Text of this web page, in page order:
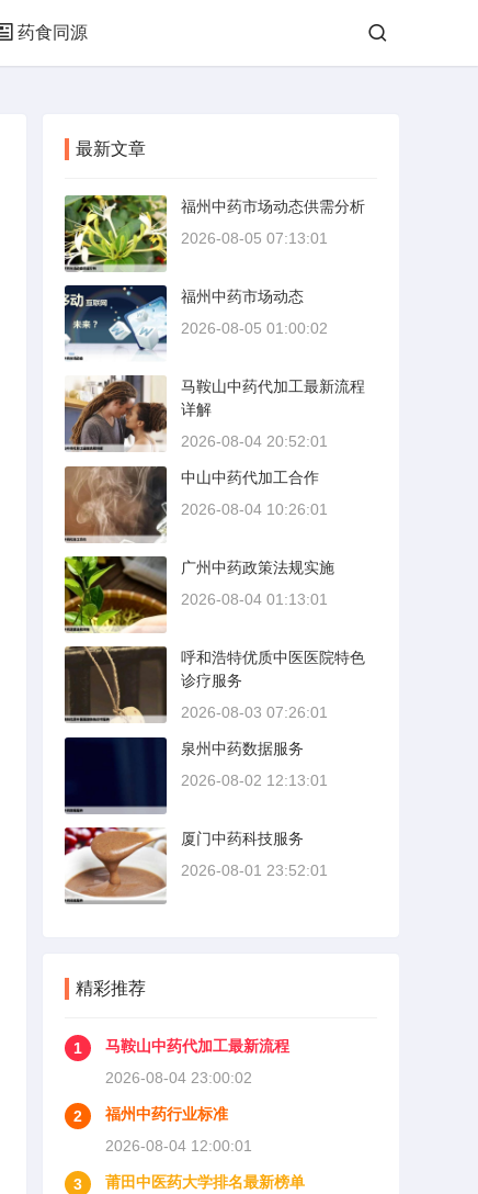
药食同源
最新文章
福州中药市场动态供需分析
2026-08-05 07:13:01
福州中药市场动态
2026-08-05 01:00:02
马鞍山中药代加工最新流程
详解
2026-08-04 20:52:01
中山中药代加工合作
2026-08-04 10:26:01
广州中药政策法规实施
2026-08-04 01:13:01
呼和浩特优质中医医院特色
诊疗服务
2026-08-03 07:26:01
泉州中药数据服务
2026-08-02 12:13:01
厦门中药科技服务
2026-08-01 23:52:01
精彩推荐
1
马鞍山中药代加工最新流程
2026-08-04 23:00:02
2
福州中药行业标准
2026-08-04 12:00:01
3
莆田中医药大学排名最新榜单